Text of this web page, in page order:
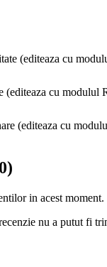
(editeaza cu
(editeaza cu modulul
(editeaza cu
in acest moment.
nu a putut fi